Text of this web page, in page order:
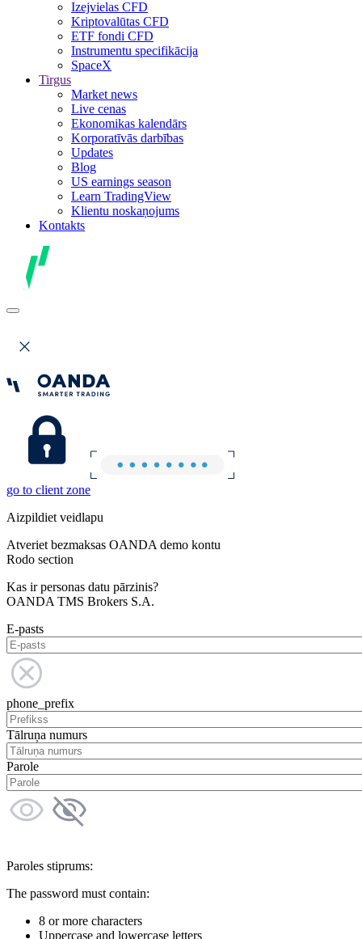
Izejvielas CFD
Kriptovalūtas CFD
ETF fondi CFD
Instrumentu specifikācija
SpaceX
Tirgus
Market news
Live cenas
Ekonomikas kalendārs
Korporatīvās darbības
Updates
Blog
US earnings season
Learn TradingView
Klientu noskaņojums
Kontakts
go to client zone
Aizpildiet veidlapu
Atveriet bezmaksas OANDA demo kontu
Rodo section
Kas ir personas datu pārzinis?
OANDA TMS Brokers S.A.
E-pasts
phone_prefix
Tālruņa numurs
Parole
Paroles stiprums:
The password must contain:
8 or more characters
Uppercase and lowercase letters